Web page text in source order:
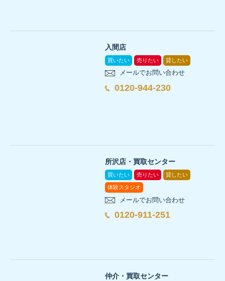
入間店
買いたい 売りたい 貸したい
メールでお問い合わせ
0120-944-230
所沢店・買取センター
買いたい 売りたい 貸したい
体験スタジオ
メールでお問い合わせ
0120-911-251
仲介・買取センター